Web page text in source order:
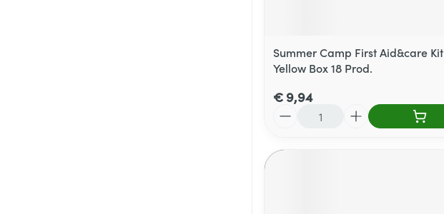
Summer Camp First Aid&care Kit
Yellow Box 18 Prod.
€ 9,94